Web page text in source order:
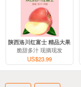
陕西洛川红富士 精品大果
脆甜多汁 现摘现发
US$23.99